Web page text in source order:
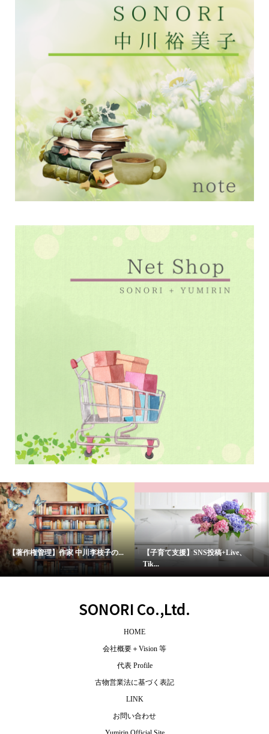
【著作権管理】作家 中川李枝子の...
【子育て支援】SNS投稿+Live、
Tik...
SONORI Co.,Ltd.
HOME
会社概要＋Vision 等
代表 Profile
古物営業法に基づく表記
LINK
お問い合わせ